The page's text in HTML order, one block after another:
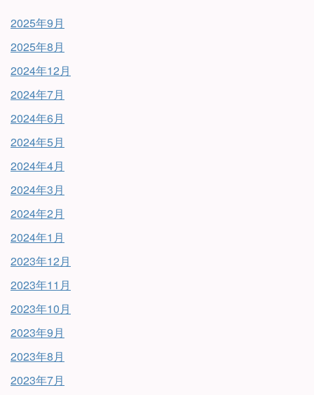
2025年9月
2025年8月
2024年12月
2024年7月
2024年6月
2024年5月
2024年4月
2024年3月
2024年2月
2024年1月
2023年12月
2023年11月
2023年10月
2023年9月
2023年8月
2023年7月